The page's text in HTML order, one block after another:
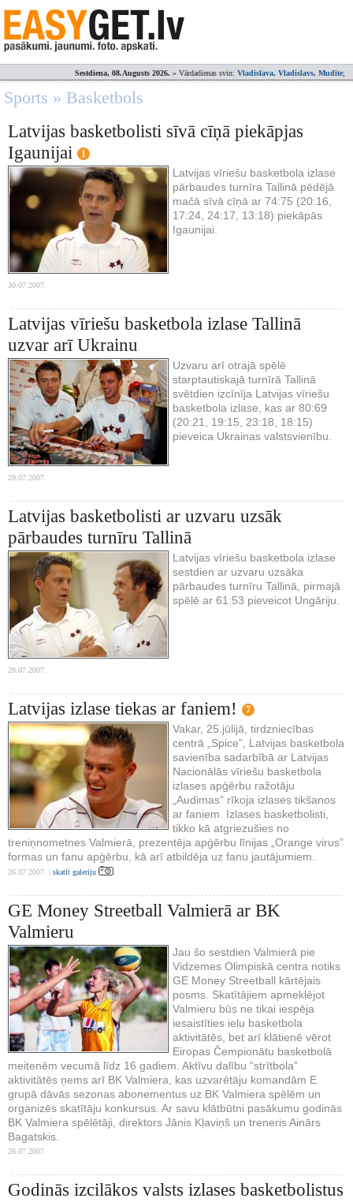
Sestdiena, 08.Augusts 2026. » Vārdadienas svin: Vladislava, Vladislavs, Mudīte;
Sports » Basketbols
Latvijas basketbolisti sīvā cīņā piekāpjas
Igaunijai
1
Latvijas vīriešu basketbola izlase
pārbaudes turnīra Tallinā pēdējā
mačā sīvā cīņā ar 74:75 (20:16,
17:24, 24:17, 13:18) piekāpās
Igaunijai.
30.07.2007.
Latvijas vīriešu basketbola izlase Tallinā
uzvar arī Ukrainu
Uzvaru arī otrajā spēlē
starptautiskajā turnīrā Tallinā
svētdien izcīnīja Latvijas vīriešu
basketbola izlase, kas ar 80:69
(20:21, 19:15, 23:18, 18:15)
pieveica Ukrainas valstsvienību.
29.07.2007.
Latvijas basketbolisti ar uzvaru uzsāk
pārbaudes turnīru Tallinā
Latvijas vīriešu basketbola izlase
sestdien ar uzvaru uzsāka
pārbaudes turnīru Tallinā, pirmajā
spēlē ar 61:53 pieveicot Ungāriju.
28.07.2007.
Latvijas izlase tiekas ar faniem! 7
Vakar, 25.jūlijā, tirdzniecības
centrā „Spice”, Latvijas basketbola
savienība sadarbībā ar Latvijas
Nacionālās vīriešu basketbola
izlases apģērbu ražotāju
„Audimas” rīkoja izlases tikšanos
ar faniem. Izlases basketbolisti,
tikko kā atgriezušies no
treniņnometnes Valmierā, prezentēja apģērbu līnijas „Orange virus”
formas un fanu apģērbu, kā arī atbildēja uz fanu jautājumiem.
26.07.2007. | skatīt galeriju
GE Money Streetball Valmierā ar BK
Valmieru
Jau šo sestdien Valmierā pie
Vidzemes Olimpiskā centra notiks
GE Money Streetball kārtējais
posms. Skatītājiem apmeklējot
Valmieru būs ne tikai iespēja
iesaistīties ielu basketbola
aktivitātēs, bet arī klātienē vērot
Eiropas Čempionātu basketbolā
meitenēm vecumā līdz 16 gadiem. Aktīvu dalību “strītbola”
aktivitātēs ņems arī BK Valmiera, kas uzvarētāju komandām E
grupā dāvās sezonas abonementus uz BK Valmiera spēlēm un
organizēs skatītāju konkursus. Ar savu klātbūtni pasākumu godinās
BK Valmiera spēlētāji, direktors Jānis Kļaviņš un treneris Ainārs
Bagatskis.
26.07.2007.
Godinās izcilākos valsts izlases basketbolistus